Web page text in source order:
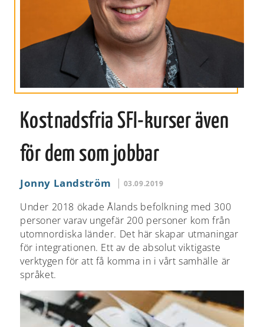
Kostnadsfria SFI-kurser även
för dem som jobbar
Jonny Landström 03.09.2019
Under 2018 ökade Ålands befolkning med 300
personer varav ungefär 200 personer kom från
utomnordiska länder. Det här skapar utmaningar
för integrationen. Ett av de absolut viktigaste
verktygen för att få komma in i vårt samhälle är
språket.